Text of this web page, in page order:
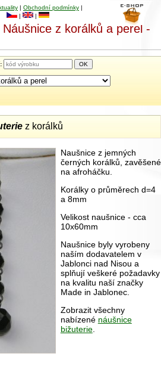
| Obchodní podmínky |
|
|
z korálků a perel -
z korálků
Naušnice z jemných
černých korálků, zavěšené
na afroháčku.
Korálky o průměrech d=4
a 8mm
Velikost naušnice - cca
10x60mm
Naušnice byly vyrobeny
naším dodavatelem v
Jablonci nad Nisou a
splňují veškeré požadavky
na kvalitu naší značky
Made in Jablonec.
Zobrazit všechny
nabízené náušnice
bižuterie.